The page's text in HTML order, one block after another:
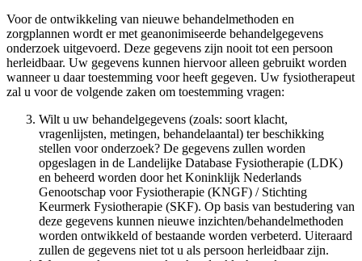
Voor de ontwikkeling van nieuwe behandelmethoden en
zorgplannen wordt er met geanonimiseerde behandelgegevens
onderzoek uitgevoerd. Deze gegevens zijn nooit tot een persoon
herleidbaar. Uw gegevens kunnen hiervoor alleen gebruikt worden
wanneer u daar toestemming voor heeft gegeven. Uw fysiotherapeut
zal u voor de volgende zaken om toestemming vragen:
Wilt u uw behandelgegevens (zoals: soort klacht,
vragenlijsten, metingen, behandelaantal) ter beschikking
stellen voor onderzoek? De gegevens zullen worden
opgeslagen in de Landelijke Database Fysiotherapie (LDK)
en beheerd worden door het Koninklijk Nederlands
Genootschap voor Fysiotherapie (KNGF) / Stichting
Keurmerk Fysiotherapie (SKF). Op basis van bestudering van
deze gegevens kunnen nieuwe inzichten/behandelmethoden
worden ontwikkeld of bestaande worden verbeterd. Uiteraard
zullen de gegevens niet tot u als persoon herleidbaar zijn.